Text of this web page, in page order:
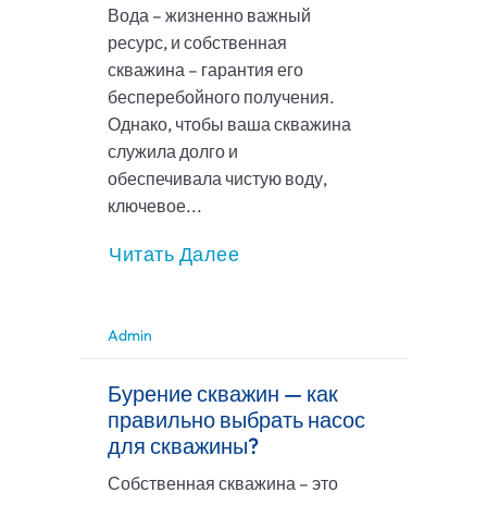
Вода – жизненно важный
ресурс, и собственная
скважина – гарантия его
бесперебойного получения.
Однако, чтобы ваша скважина
служила долго и
обеспечивала чистую воду,
ключевое...
Читать Далее
Admin
Бурение скважин — как
правильно выбрать насос
для скважины?
Собственная скважина – это